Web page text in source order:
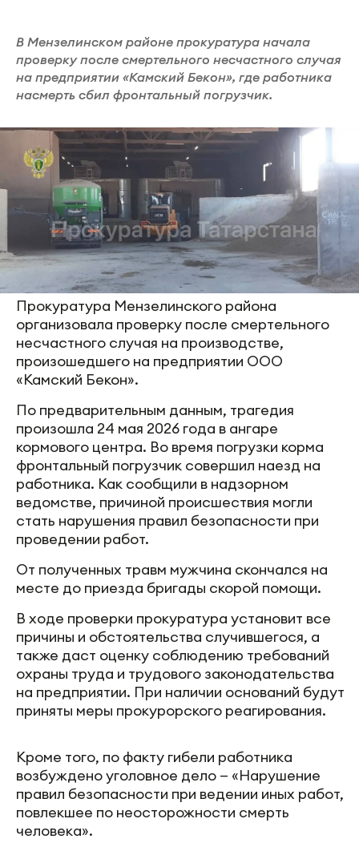
В Мензелинском районе прокуратура начала
проверку после смертельного несчастного случая
на предприятии «Камский Бекон», где работника
насмерть сбил фронтальный погрузчик.
Прокуратура Мензелинского района
организовала проверку после смертельного
несчастного случая на производстве,
произошедшего на предприятии ООО
«Камский Бекон».
По предварительным данным, трагедия
произошла 24 мая 2026 года в ангаре
кормового центра. Во время погрузки корма
фронтальный погрузчик совершил наезд на
работника. Как сообщили в надзорном
ведомстве, причиной происшествия могли
стать нарушения правил безопасности при
проведении работ.
От полученных травм мужчина скончался на
месте до приезда бригады скорой помощи.
В ходе проверки прокуратура установит все
причины и обстоятельства случившегося, а
также даст оценку соблюдению требований
охраны труда и трудового законодательства
на предприятии. При наличии оснований будут
приняты меры прокурорского реагирования.
Кроме того, по факту гибели работника
возбуждено уголовное дело — «Нарушение
правил безопасности при ведении иных работ,
повлекшее по неосторожности смерть
человека».